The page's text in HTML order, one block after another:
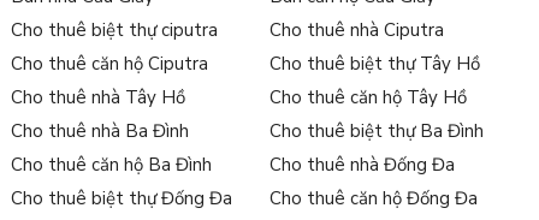
Cho thuê biệt thự ciputra
Cho thuê nhà Ciputra
Cho thuê căn hộ Ciputra
Cho thuê biệt thự Tây Hồ
Cho thuê nhà Tây Hồ
Cho thuê căn hộ Tây Hồ
Cho thuê nhà Ba Đình
Cho thuê biệt thự Ba Đình
Cho thuê căn hộ Ba Đình
Cho thuê nhà Đống Đa
Cho thuê biệt thự Đống Đa
Cho thuê căn hộ Đống Đa